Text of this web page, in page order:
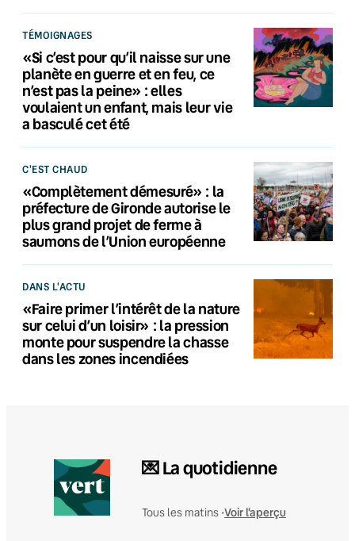
TÉMOIGNAGES
«Si c’est pour qu’il naisse sur une
planète en guerre et en feu, ce
n’est pas la peine» : elles
voulaient un enfant, mais leur vie
a basculé cet été
C'EST CHAUD
«Complètement démesuré» : la
préfecture de Gironde autorise le
plus grand projet de ferme à
saumons de l’Union européenne
DANS L'ACTU
«Faire primer l’intérêt de la nature
sur celui d’un loisir» : la pression
monte pour suspendre la chasse
dans les zones incendiées
💌 La quotidienne
Tous les matins •Voir l'aperçu